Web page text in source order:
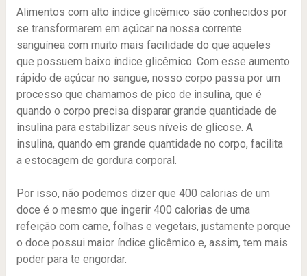
Alimentos com alto índice glicêmico são conhecidos por
se transformarem em açúcar na nossa corrente
sanguínea com muito mais facilidade do que aqueles
que possuem baixo índice glicêmico. Com esse aumento
rápido de açúcar no sangue, nosso corpo passa por um
processo que chamamos de pico de insulina, que é
quando o corpo precisa disparar grande quantidade de
insulina para estabilizar seus níveis de glicose. A
insulina, quando em grande quantidade no corpo, facilita
a estocagem de gordura corporal.
Por isso, não podemos dizer que 400 calorias de um
doce é o mesmo que ingerir 400 calorias de uma
refeição com carne, folhas e vegetais, justamente porque
o doce possui maior índice glicêmico e, assim, tem mais
poder para te engordar.